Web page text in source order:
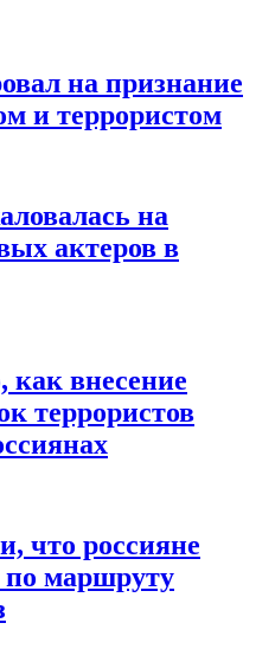
на признание
и террористом
на
актеров в
как внесение
террористов
что россияне
по маршруту